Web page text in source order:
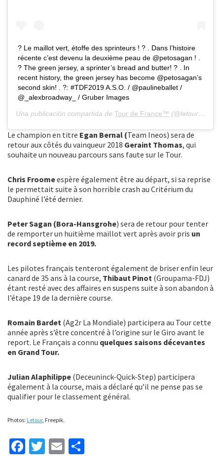
? Le maillot vert, étoffe des sprinteurs ! ? . Dans l’histoire
récente c’est devenu la deuxième peau de @petosagan ! .
? The green jersey, a sprinter’s bread and butter! ? . In
recent history, the green jersey has become @petosagan’s
second skin! . ?: #TDF2019 A.S.O. / @paulineballet /
@_alexbroadway_ / Gruber Images
Una publicación compartida de Tour de France™ (@letourdefrance) el
Le champion en titre Egan Bernal (Team Ineos) sera de
retour aux côtés du vainqueur 2018 Geraint Thomas, qui
souhaite un nouveau parcours sans faute sur le Tour.
Chris Froomeespère également être au départ, si sa reprise
le permettait suite à son horrible crash au Critérium du
Dauphiné l’été dernier.
Peter Sagan (Bora-Hansgrohe) sera de retour pour tenter
de remporter un huitième maillot vert après avoir pris un
record septième en 2019.
Les pilotes français tenteront également de briser enfin leur
canard de 35 ans à la course, Thibaut Pinot (Groupama-FDJ)
étant resté avec des affaires en suspens suite à son abandon à
l’étape 19 de la dernière course.
Romain Bardet (Ag2r La Mondiale) participera au Tour cette
année après s’être concentré à l’origine sur le Giro avant le
report. Le Français a connu quelques saisons décevantes
en Grand Tour.
Julian Alaphilippe (Deceuninck-Quick-Step) participera
également à la course, mais a déclaré qu’il ne pense pas se
qualifier pour le classement général.
Photos: Letour, Freepik.
Fa T
E